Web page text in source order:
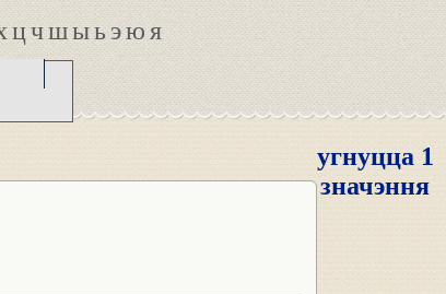
цчшыьэюя
угнуцца 1
значэння